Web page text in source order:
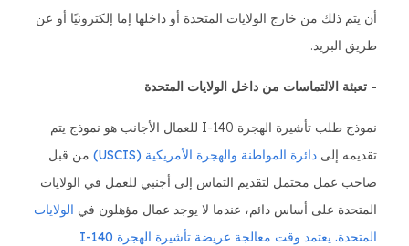
أن يتم ذلك من خارج الولايات المتحدة أو داخلها إما إلكترونيًا أو عن
طريق البريد.
- تعبئة الالتماسات من داخل الولايات المتحدة
نموذج طلب تأشيرة الهجرة I-140 للعمال الأجانب هو نموذج يتم
تقديمه إلى دائرة المواطنة والهجرة الأمريكية (USCIS)
من قبل
صاحب عمل محتمل لتقديم التماس إلى أجنبي للعمل في الولايات
المتحدة على أساس دائم، عندما لا يوجد عمال مؤهلون في الولايات
المتحدة. يعتمد وقت معالجة عريضة تأشيرة الهجرة I-140